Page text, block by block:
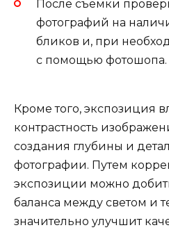
После съемки
фотографий на
бликов и, при
с помощью фотошопа.
Кроме того, экспозиция
контрастность
создания глубины и
фотографии. Путем
экспозиции можно
баланса между светом и
значительно улучшит